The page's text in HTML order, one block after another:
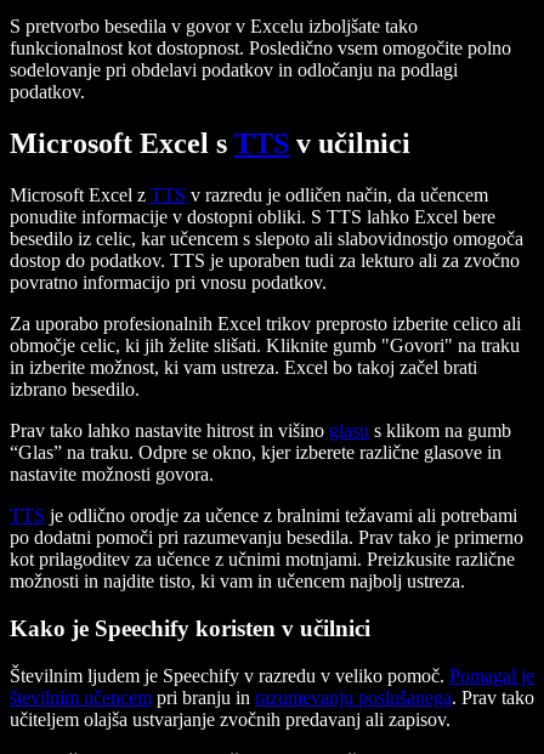
S pretvorbo besedila v govor v Excelu izboljšate tako
funkcionalnost kot dostopnost. Posledično vsem omogočite polno
sodelovanje pri obdelavi podatkov in odločanju na podlagi
podatkov.
Microsoft Excel s TTS v učilnici
Microsoft Excel z TTS v razredu je odličen način, da učencem
ponudite informacije v dostopni obliki. S TTS lahko Excel bere
besedilo iz celic, kar učencem s slepoto ali slabovidnostjo omogoča
dostop do podatkov. TTS je uporaben tudi za lekturo ali za zvočno
povratno informacijo pri vnosu podatkov.
Za uporabo profesionalnih Excel trikov preprosto izberite celico ali
območje celic, ki jih želite slišati. Kliknite gumb "Govori" na traku
in izberite možnost, ki vam ustreza. Excel bo takoj začel brati
izbrano besedilo.
Prav tako lahko nastavite hitrost in višino glasu s klikom na gumb
“Glas” na traku. Odpre se okno, kjer izberete različne glasove in
nastavite možnosti govora.
TTS je odlično orodje za učence z bralnimi težavami ali potrebami
po dodatni pomoči pri razumevanju besedila. Prav tako je primerno
kot prilagoditev za učence z učnimi motnjami. Preizkusite različne
možnosti in najdite tisto, ki vam in učencem najbolj ustreza.
Kako je Speechify koristen v učilnici
Številnim ljudem je Speechify v razredu v veliko pomoč. Pomagal je
številnim učencem pri branju in razumevanju poslušanega. Prav tako
učiteljem olajša ustvarjanje zvočnih predavanj ali zapisov.